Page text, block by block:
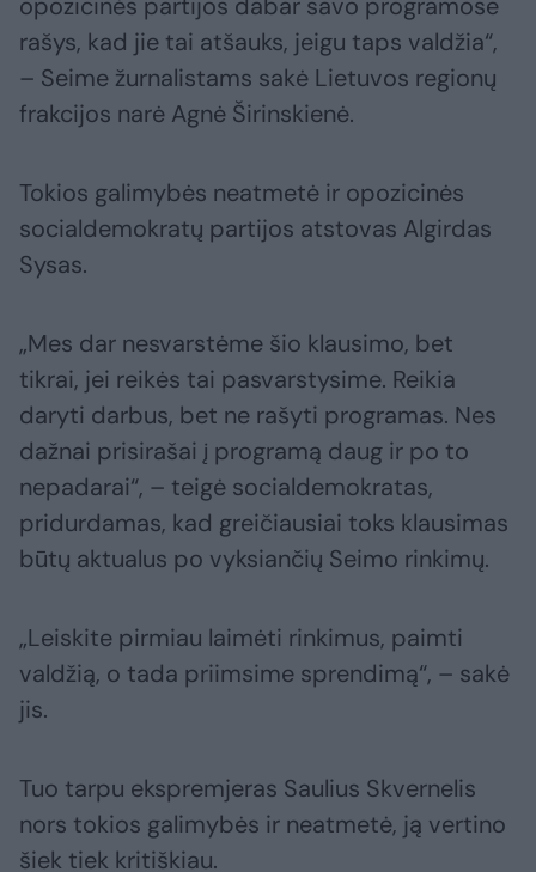
opozicinės partijos dabar savo programose
rašys, kad jie tai atšauks, jeigu taps valdžia“,
– Seime žurnalistams sakė Lietuvos regionų
frakcijos narė Agnė Širinskienė.
Tokios galimybės neatmetė ir opozicinės
socialdemokratų partijos atstovas Algirdas
Sysas.
„Mes dar nesvarstėme šio klausimo, bet
tikrai, jei reikės tai pasvarstysime. Reikia
daryti darbus, bet ne rašyti programas. Nes
dažnai prisirašai į programą daug ir po to
nepadarai“, – teigė socialdemokratas,
pridurdamas, kad greičiausiai toks klausimas
būtų aktualus po vyksiančių Seimo rinkimų.
„Leiskite pirmiau laimėti rinkimus, paimti
valdžią, o tada priimsime sprendimą“, – sakė
jis.
Tuo tarpu ekspremjeras Saulius Skvernelis
nors tokios galimybės ir neatmetė, ją vertino
šiek tiek kritiškiau.